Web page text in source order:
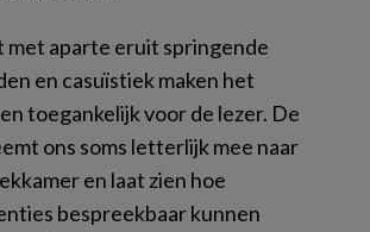
met aparte eruit springende
en casuïstiek maken het
toegankelijk voor de lezer. De
ons soms letterlijk mee naar
en laat zien hoe
bespreekbaar kunnen